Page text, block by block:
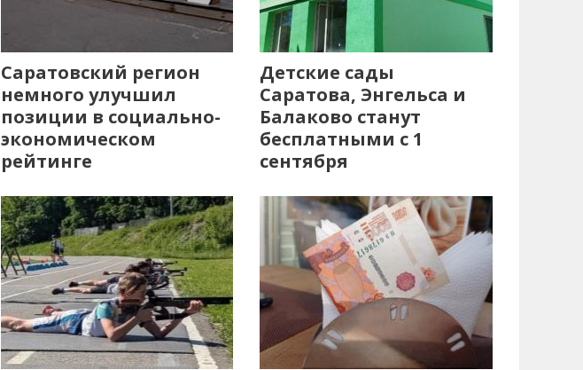
Саратовский регион
немного улучшил
позиции в социально-
экономическом
рейтинге
Детские сады
Саратова, Энгельса и
Балаково станут
бесплатными с 1
сентября